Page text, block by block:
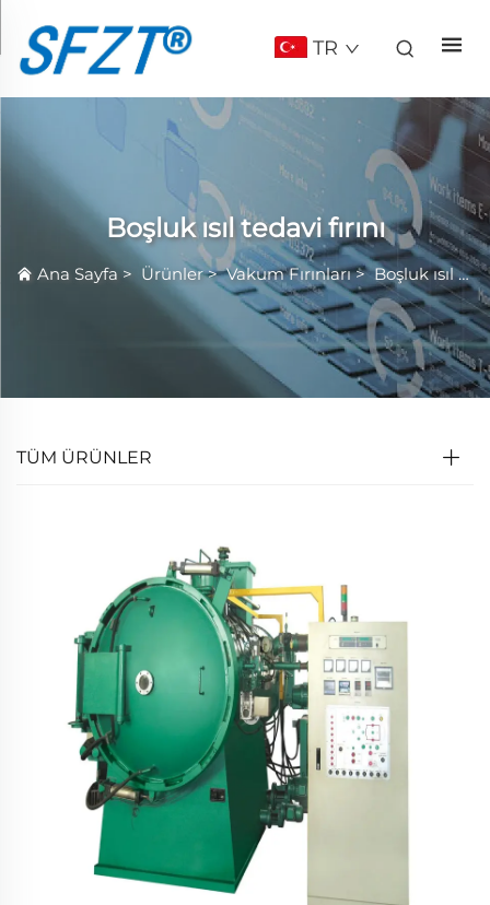
TR
Boşluk ısıl tedavi fırını
Ana Sayfa> Ürünler>Vakum Fırınları>Boşluk ısıl tedavi fırını
TÜM ÜRÜNLER